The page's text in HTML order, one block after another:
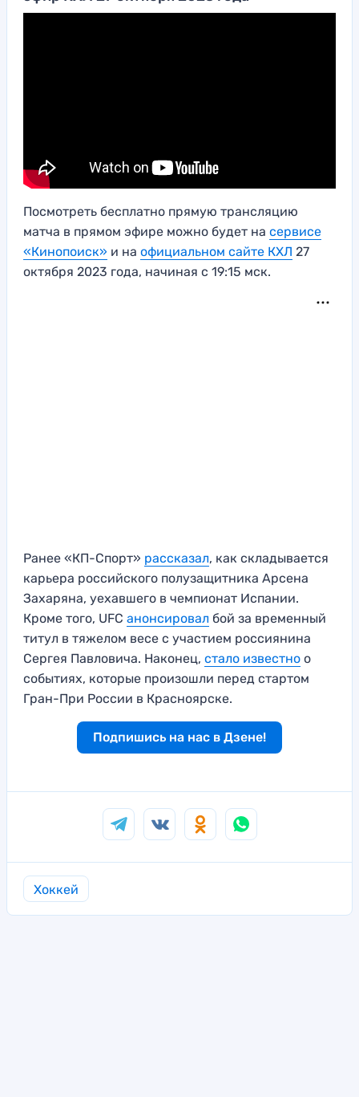
Посмотреть бесплатно прямую трансляцию
матча в прямом эфире можно будет на сервисе
«Кинопоиск» и на официальном сайте КХЛ 27
октября 2023 года, начиная с 19:15 мск.
Ранее «КП-Спорт» рассказал, как складывается
карьера российского полузащитника Арсена
Захаряна, уехавшего в чемпионат Испании.
Кроме того, UFC анонсировал бой за временный
титул в тяжелом весе с участием россиянина
Сергея Павловича. Наконец, стало известно о
событиях, которые произошли перед стартом
Гран-При России в Красноярске.
Подпишись на нас в Дзене!
Хоккей